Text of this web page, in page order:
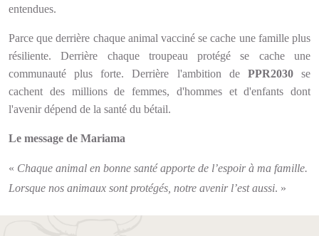
entendues.
Parce que derrière chaque animal vacciné se cache une famille plus
résiliente. Derrière chaque troupeau protégé se cache une
communauté plus forte. Derrière l'ambition de PPR2030se
cachent des millions de femmes, d'hommes et d'enfants dont
l'avenir dépend de la santé du bétail.
Le message de Mariama
« Chaque animal en bonne santé apporte de l’espoir à ma famille.
Lorsque nos animaux sont protégés, notre avenir l’est aussi. »